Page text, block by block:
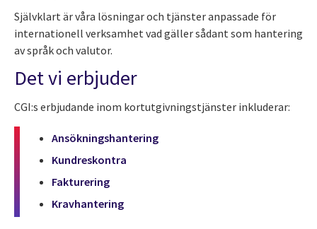
Självklart är våra lösningar och tjänster anpassade för
internationell verksamhet vad gäller sådant som hantering
av språk och valutor.
Det vi erbjuder
CGI:s erbjudande inom kortutgivningstjänster inkluderar:
Ansökningshantering
Kundreskontra
Fakturering
Kravhantering